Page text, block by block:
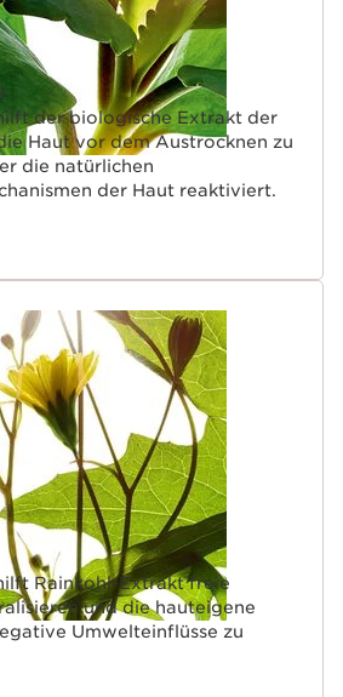
der biologische Extrakt der
Haut vor dem Austrocknen zu
die natürlichen
der Haut reaktiviert.
Rainkohl-Extrakt freie
und die hauteigene
Umwelteinflüsse zu